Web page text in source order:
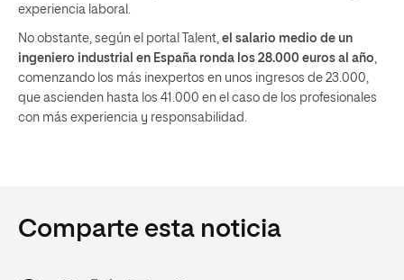
experiencia laboral.
No obstante, según el portal Talent, el salario medio de un
ingeniero industrial en España ronda los 28.000 euros al año,
comenzando los más inexpertos en unos ingresos de 23.000,
que ascienden hasta los 41.000 en el caso de los profesionales
con más experiencia y responsabilidad.
Comparte esta noticia